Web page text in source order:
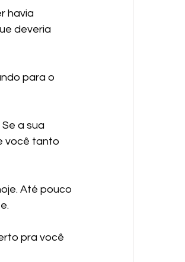
havia
deveria
para o
a sua
você tanto
Até pouco
pra você